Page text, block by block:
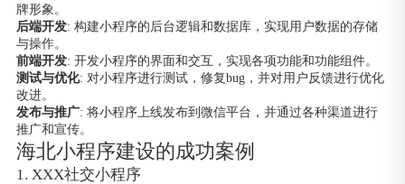
牌形象。
后端开发: 构建小程序的后台逻辑和数据库，实现用户数据的存储
与操作。
前端开发: 开发小程序的界面和交互，实现各项功能和功能组件。
测试与优化: 对小程序进行测试，修复bug，并对用户反馈进行优化
改进。
发布与推广: 将小程序上线发布到微信平台，并通过各种渠道进行
推广和宣传。
海北小程序建设的成功案例
1. XXX社交小程序